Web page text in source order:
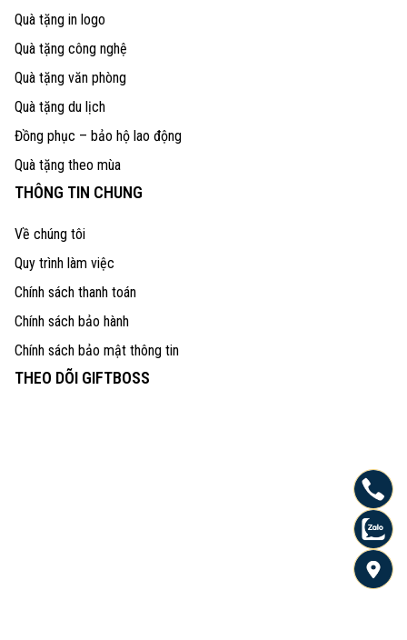
Quà tặng in logo
Quà tặng công nghệ
Quà tặng văn phòng
Quà tặng du lịch
Đồng phục – bảo hộ lao động
Quà tặng theo mùa
THÔNG TIN CHUNG
Về chúng tôi
Quy trình làm việc
Chính sách thanh toán
Chính sách bảo hành
Chính sách bảo mật thông tin
THEO DÕI GIFTBOSS